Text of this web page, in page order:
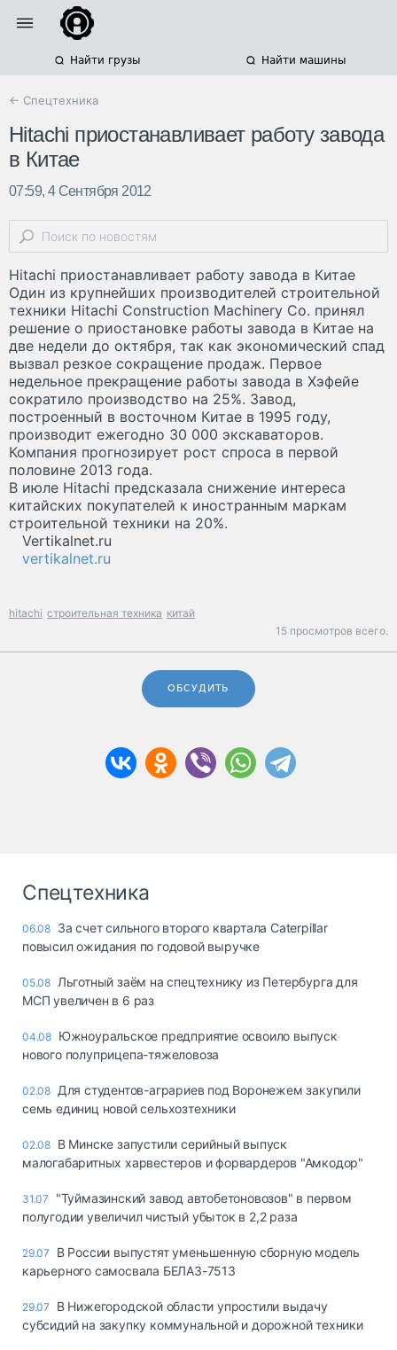
Найти грузы Найти машины
← Спецтехника
Hitachi приостанавливает работу завода
в Китае
07:59, 4 Сентября 2012
Hitachi приостанавливает работу завода в Китае
Один из крупнейших производителей строительной
техники Hitachi Construction Machinery Co. принял
решение о приостановке работы завода в Китае на
две недели до октября, так как экономический спад
вызвал резкое сокращение продаж. Первое
недельное прекращение работы завода в Хэфейе
сократило производство на 25%. Завод,
построенный в восточном Китае в 1995 году,
производит ежегодно 30 000 экскаваторов.
Компания прогнозирует рост спроса в первой
половине 2013 года.
В июле Hitachi предсказала снижение интереса
китайских покупателей к иностранным маркам
строительной техники на 20%.
Vertikalnet.ru
vertikalnet.ru
hitachi строительная техника китай
15 просмотров всего.
ОБСУДИТЬ
Спецтехника
06.08 За счет сильного второго квартала Caterpillar
повысил ожидания по годовой выручке
05.08 Льготный заём на спецтехнику из Петербурга для
МСП увеличен в 6 раз
04.08 Южноуральское предприятие освоило выпуск
нового полуприцепа-тяжеловоза
02.08 Для студентов-аграриев под Воронежем закупили
семь единиц новой сельхозтехники
02.08 В Минске запустили серийный выпуск
малогабаритных харвестеров и форвардеров "Амкодор"
31.07
"Туймазинский завод автобетоновозов" в первом
полугодии увеличил чистый убыток в 2,2 раза
29.07
В России выпустят уменьшенную сборную модель
карьерного самосвала БЕЛАЗ-7513
29.07
В Нижегородской области упростили выдачу
субсидий на закупку коммунальной и дорожной техники